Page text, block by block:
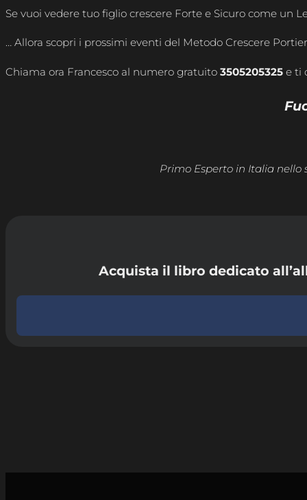
Se vuoi vedere tuo figlio crescere Forte e Sicuro come un
… Allora scopri i prossimi eventi del Metodo Crescere
Chiama ora Francesco al numero gratuito 3505205325 e ti
Primo Esperto in Italia
Acquista il libro dedicato